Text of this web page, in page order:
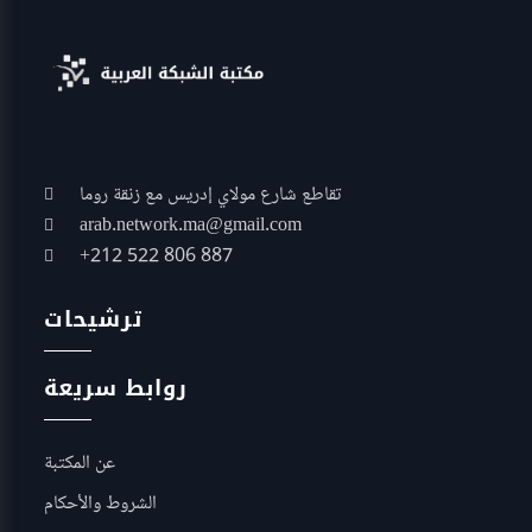
تقاطع شارع مولاي إدريس مع زنقة روما
arab.network.ma@gmail.com
+212 522 806 887
ترشيحات
روابط سريعة
عن المكتبة
الشروط والأحكام